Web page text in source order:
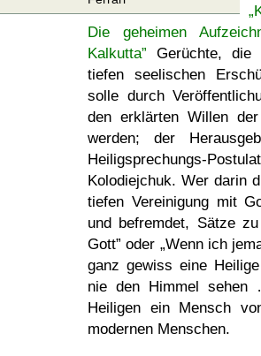
Die geheimen
Kalkutta
Gerüchte, die
tiefen seelischen
solle durch
den erklärten Willen
werden; der
Heiligsprechungs-
Kolodiejchuk. Wer darin
tiefen Vereinigung mit
und befremdet, Sätze
Gott oder
Wenn ich
ganz gewiss eine
nie den Himmel sehen
Heiligen ein Mensch
modernen Menschen.